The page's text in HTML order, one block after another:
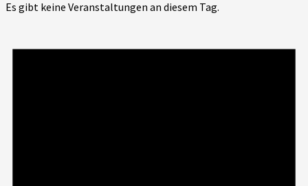
Es gibt keine Veranstaltungen an diesem Tag.